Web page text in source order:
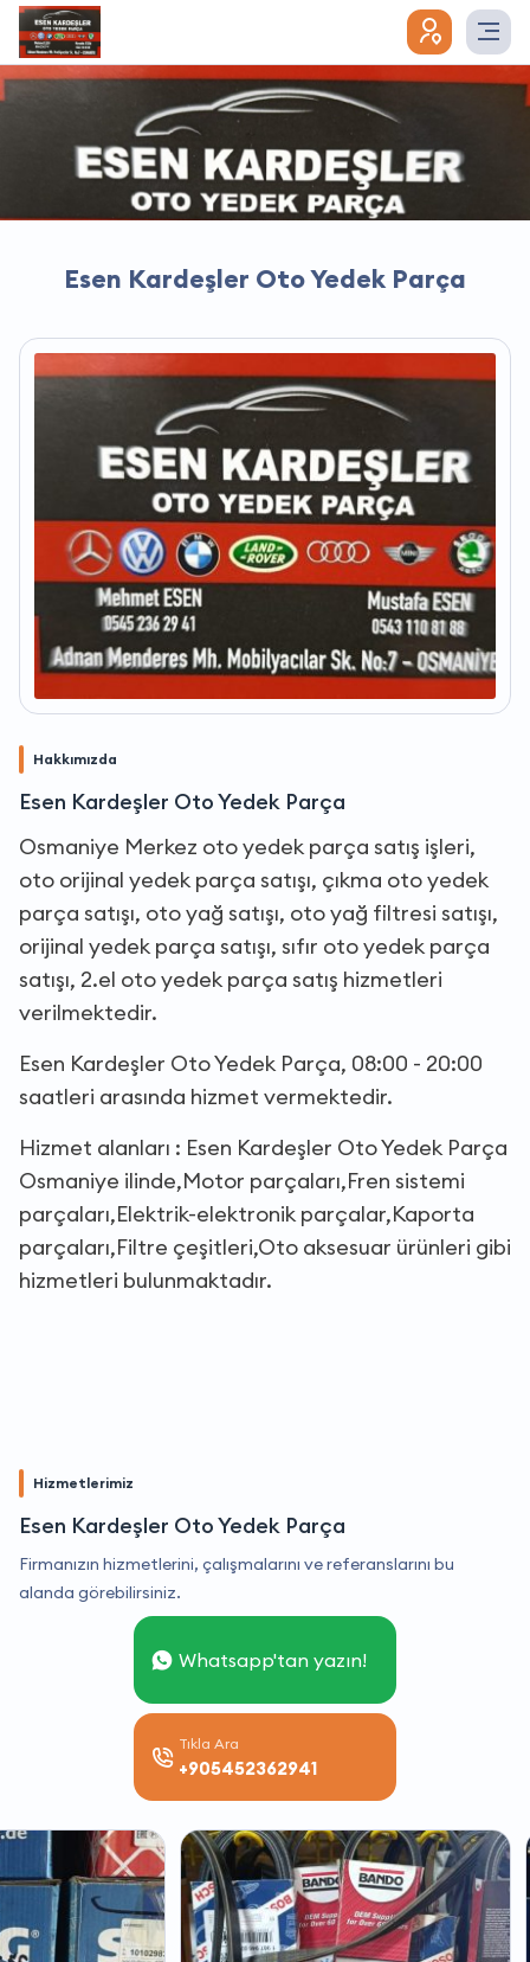
Esen Kardeşler Oto Yedek Parça
Hakkımızda
Esen Kardeşler Oto Yedek Parça
Osmaniye Merkez oto yedek parça satış işleri,
oto orijinal yedek parça satışı, çıkma oto yedek
parça satışı, oto yağ satışı, oto yağ filtresi satışı,
orijinal yedek parça satışı, sıfır oto yedek parça
satışı, 2.el oto yedek parça satış hizmetleri
verilmektedir.
Esen Kardeşler Oto Yedek Parça, 08:00 - 20:00
saatleri arasında hizmet vermektedir.
Hizmet alanları : Esen Kardeşler Oto Yedek Parça
Osmaniye ilinde,Motor parçaları,Fren sistemi
parçaları,Elektrik-elektronik parçalar,Kaporta
parçaları,Filtre çeşitleri,Oto aksesuar ürünleri gibi
hizmetleri bulunmaktadır.
Hizmetlerimiz
Esen Kardeşler Oto Yedek Parça
Firmanızın hizmetlerini, çalışmalarını ve referanslarını bu
alanda görebilirsiniz.
Whatsapp'tan yazın!
Tıkla Ara
+905452362941